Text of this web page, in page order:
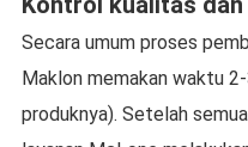
Secara umum proses
Maklon memakan waktu
produknya). Setelah